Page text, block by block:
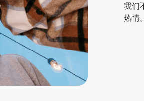
我们
热情